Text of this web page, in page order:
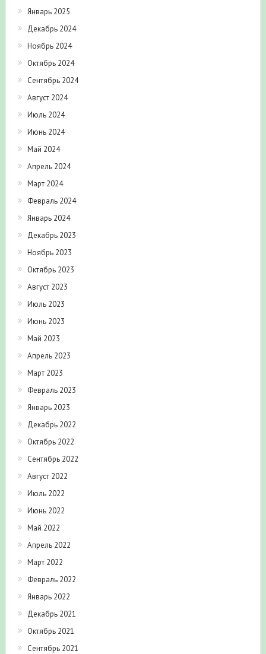
Январь 2025
Декабрь 2024
Ноябрь 2024
Октябрь 2024
Сентябрь 2024
Август 2024
Июль 2024
Июнь 2024
Май 2024
Апрель 2024
Март 2024
Февраль 2024
Январь 2024
Декабрь 2023
Ноябрь 2023
Октябрь 2023
Август 2023
Июль 2023
Июнь 2023
Май 2023
Апрель 2023
Март 2023
Февраль 2023
Январь 2023
Декабрь 2022
Октябрь 2022
Сентябрь 2022
Август 2022
Июль 2022
Июнь 2022
Май 2022
Апрель 2022
Март 2022
Февраль 2022
Январь 2022
Декабрь 2021
Октябрь 2021
Сентябрь 2021